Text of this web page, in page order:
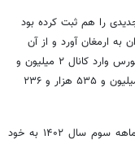
را هم ثبت کرده بود
ارمغان آورد و از آن
تاریخ، نزولی شد. یازدهم اردیبهشت‌ماه شاخص کل بورس وارد کانال ۲ میلیون و
۵۰۰ هزار واحد شد و پانزدهم اردیبهشت‌ماه عدد ۲ میلیون و ۵۳۵ هزار و ۲۳۶
پایین‌ترین نرخی هم که شاخص کل بورس در سه ماهه سوم سال ۱۴۰۲ به خود